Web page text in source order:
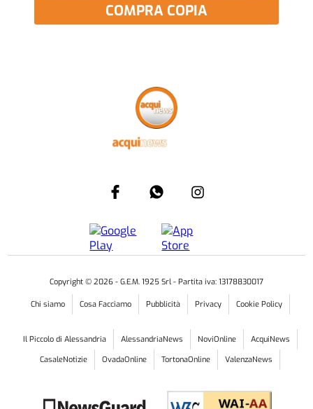
COMPRA COPIA
Copyright © 2026 - G.E.M. 1925 Srl - Partita iva: 13178830017
Chi siamo Cosa Facciamo Pubblicità Privacy Cookie Policy
Il Piccolo di Alessandria AlessandriaNews NoviOnline
AcquiNews
CasaleNotizie
OvadaOnline TortonaOnline ValenzaNews